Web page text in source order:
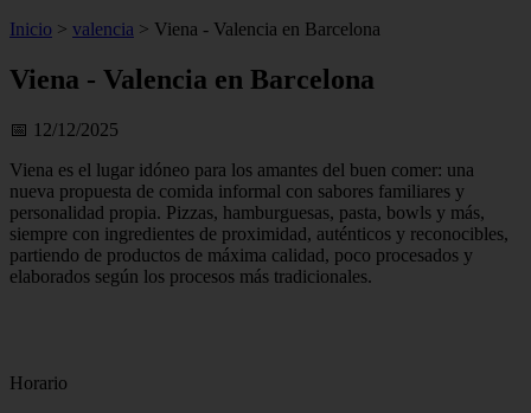
Inicio > valencia > Viena - Valencia en Barcelona
Viena - Valencia en Barcelona
📅 12/12/2025
Viena es el lugar idóneo para los amantes del buen comer: una
nueva propuesta de comida informal con sabores familiares y
personalidad propia. Pizzas, hamburguesas, pasta, bowls y más,
siempre con ingredientes de proximidad, auténticos y reconocibles,
partiendo de productos de máxima calidad, poco procesados y
elaborados según los procesos más tradicionales.
Horario